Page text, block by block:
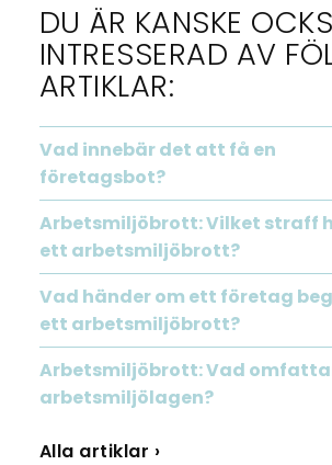
DU ÄR KANSKE
INTRESSERAD AV
ARTIKLAR:
Vad innebär det att få en
företagsbot?
Arbetsmiljöbrott: Vilket straff
ett arbetsmiljöbrott?
Vad händer om ett företag
ett arbetsmiljöbrott?
Arbetsmiljöbrott: Vad
arbetsmiljölagen?
Alla artiklar ›